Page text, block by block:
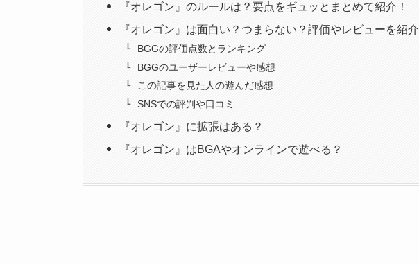
『オレゴン』のルールは？要点をギュッとまとめて紹介！
『オレゴン』は面白い？つまらない？評価やレビューを紹介
BGGの評価点数とランキング
BGGのユーザーレビューや感想
この記事を見た人の遊んだ感想
SNSでの評判や口コミ
『オレゴン』に拡張はある？
『オレゴン』はBGAやオンラインで遊べる？